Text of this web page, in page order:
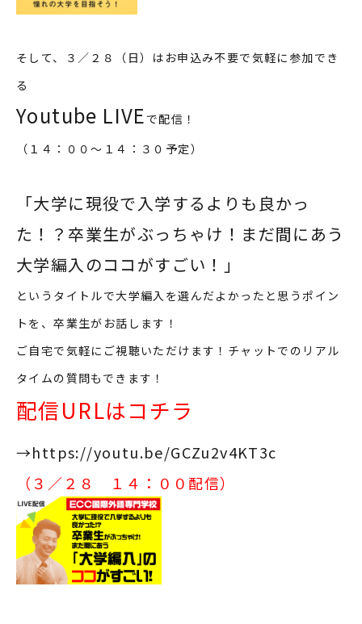
そして、３／２８（日）はお申込み不要で気軽に参加でき
る
Youtube LIVE で配信！
（１４：００～１４：３０予定）
「大学に現役で入学するよりも良かっ
た！？卒業生がぶっちゃけ！まだ間にあう
大学編入のココがすごい！」
というタイトルで大学編入を選んだよかったと思うポイン
トを、卒業生がお話します！
ご自宅で気軽にご視聴いただけます！チャットでのリアル
タイムの質問もできます！
配信URLはコチラ
→https://youtu.be/GCZu2v4KT3c
（３／２８ １４：００配信）